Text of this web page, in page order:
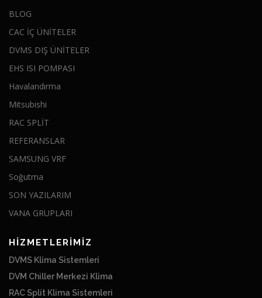
BLOG
CAC İÇ ÜNİTELER
DVMS DIŞ ÜNİTELER
EHS ISI POMPASI
Havalandırma
Mitsubishi
RAC SPLİT
REFERANSLAR
SAMSUNG VRF
Soğutma
SON YAZILARIM
VANA GRUPLARI
HİZMETLERİMİZ
DVMS Klima Sistemleri
DVM Chiller Merkezi Klima
RAC Split Klima Sistemleri